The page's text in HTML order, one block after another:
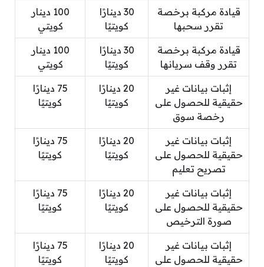
قيادة مركبة برخصة
تقرر سحبها
30 دينارًا
كويتيًا
100 دينار
كويتي
قيادة مركبة برخصة
تقرر وقف سريانها
30 دينارًا
كويتيًا
100 دينار
كويتي
إثبات بيانات غير
حقيقية للحصول على
رخصة سوق
20 دينارًا
كويتيًا
75 دينارًا
كويتيًا
إثبات بيانات غير
حقيقية للحصول على
تصريح تعليم
20 دينارًا
كويتيًا
75 دينارًا
كويتيًا
إثبات بيانات غير
حقيقية للحصول على
صورة الترخيص
20 دينارًا
كويتيًا
75 دينارًا
كويتيًا
إثبات بيانات غير
حقيقية للحصول على
20 دينارًا
كويتيًا
75 دينارًا
كويتيًا